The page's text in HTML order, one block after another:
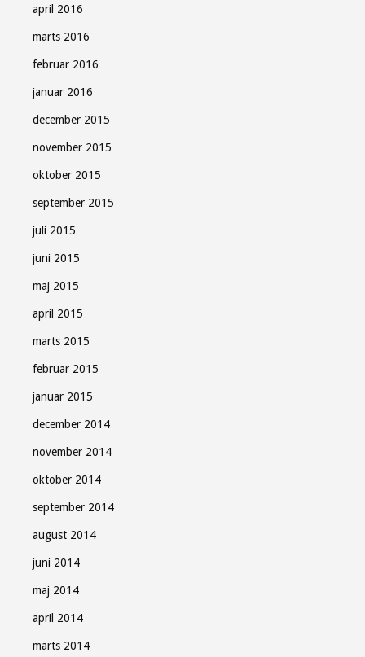
april 2016
marts 2016
februar 2016
januar 2016
december 2015
november 2015
oktober 2015
september 2015
juli 2015
juni 2015
maj 2015
april 2015
marts 2015
februar 2015
januar 2015
december 2014
november 2014
oktober 2014
september 2014
august 2014
juni 2014
maj 2014
april 2014
marts 2014